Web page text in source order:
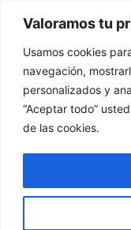
Valoramos tu
Usamos cookies
navegación,
personalizados y
“Aceptar todo”
de las cookies.
contingut
Tu Rincón